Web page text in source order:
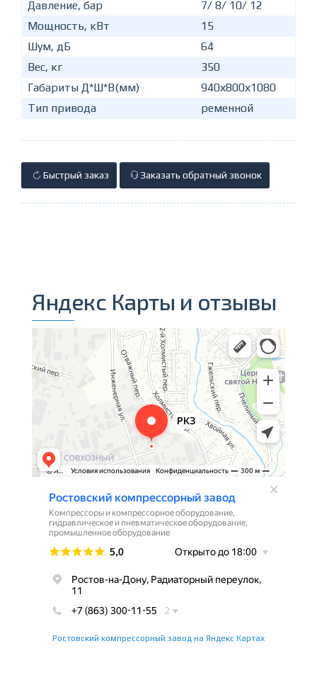
Давление, бар
7/ 8/ 10/ 12
Мощность, кВт
15
Шум, дБ
64
Вес, кг
350
Габариты Д*Ш*В(мм)
940х800х1080
Тип привода
ременной
Быстрый заказ Заказать обратный звонок
Яндекс Карты и отзывы
Ростовский компрессорный завод на Яндекс Картах